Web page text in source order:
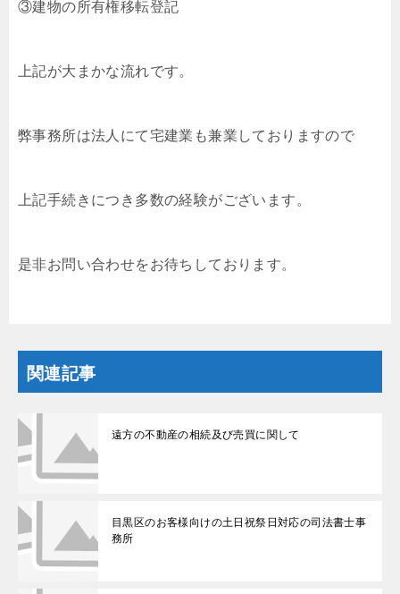
③建物の所有権移転登記
上記が大まかな流れです。
弊事務所は法人にて宅建業も兼業しておりますので
上記手続きにつき多数の経験がございます。
是非お問い合わせをお待ちしております。
関連記事
遠方の不動産の相続及び売買に関して
目黒区のお客様向けの土日祝祭日対応の司法書士事
務所